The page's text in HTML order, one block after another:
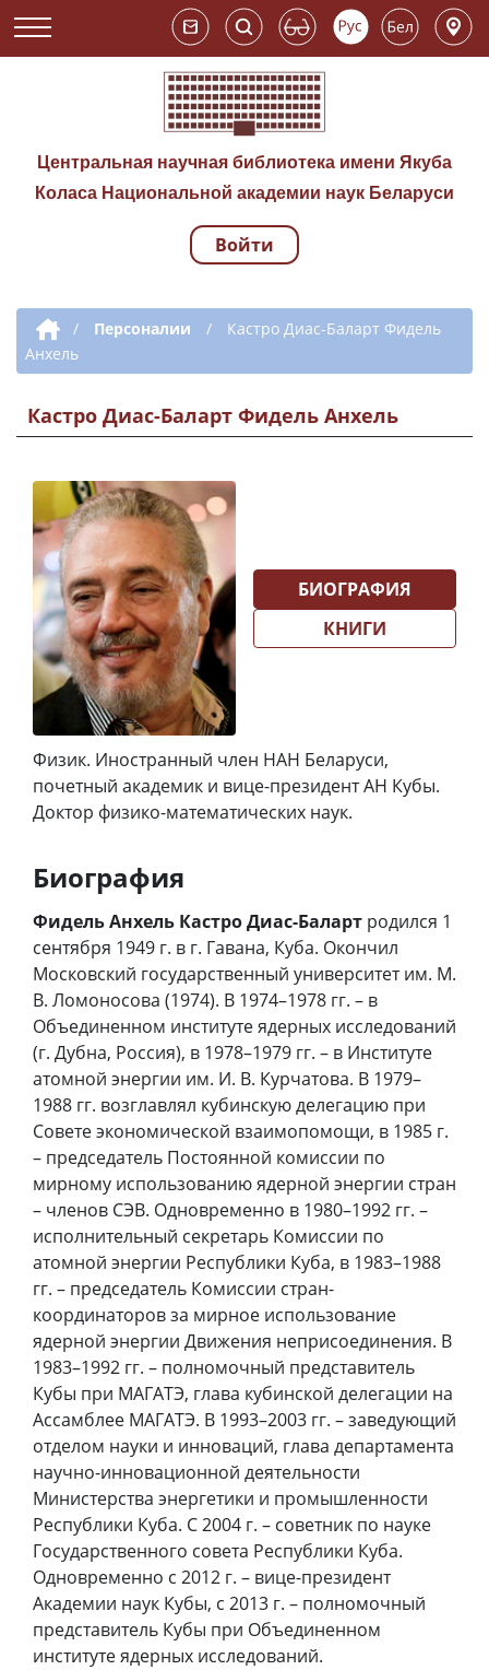
Центральная научная библиотека имени Якуба
Коласа Национальной академии наук Беларуси
Навигация по
Войти
Дополнительная навигация
/ Персоналии /
Кастро Диас-Баларт Фидель
Анхель
Кастро Диас-Баларт Фидель Анхель
Физик. Иностранный член НАН Беларуси,
почетный академик и вице-президент АН Кубы.
Доктор физико-математических наук.
БИОГРАФИЯ
КНИГИ
Биография
Фидель Анхель Кастро Диас-Баларт родился 1
сентября 1949 г. в г. Гавана, Куба. Окончил
Московский государственный университет им. М.
В. Ломоносова (1974). В 1974–1978 гг. – в
Объединенном институте ядерных исследований
(г. Дубна, Россия), в 1978–1979 гг. – в Институте
атомной энергии им. И. В. Курчатова. В 1979–
1988 гг. возглавлял кубинскую делегацию при
Совете экономической взаимопомощи, в 1985 г.
– председатель Постоянной комиссии по
мирному использованию ядерной энергии стран
– членов СЭВ. Одновременно в 1980–1992 гг. –
исполнительный секретарь Комиссии по
атомной энергии Республики Куба, в 1983–1988
гг. – председатель Комиссии стран-
координаторов за мирное использование
ядерной энергии Движения неприсоединения. В
1983–1992 гг. – полномочный представитель
Кубы при МАГАТЭ, глава кубинской делегации на
Ассамблее МАГАТЭ. В 1993–2003 гг. – заведующий
отделом науки и инноваций, глава департамента
научно-инновационной деятельности
Министерства энергетики и промышленности
Республики Куба. С 2004 г. – советник по науке
Государственного совета Республики Куба.
Одновременно с 2012 г. – вице-президент
Академии наук Кубы, с 2013 г. – полномочный
представитель Кубы при Объединенном
институте ядерных исследований.